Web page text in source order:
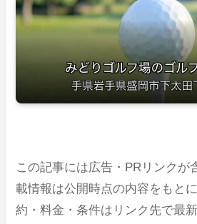
この記事には広告・PRリンクが
載情報は公開時点の内容をもと
約・料金・条件はリンク先で最